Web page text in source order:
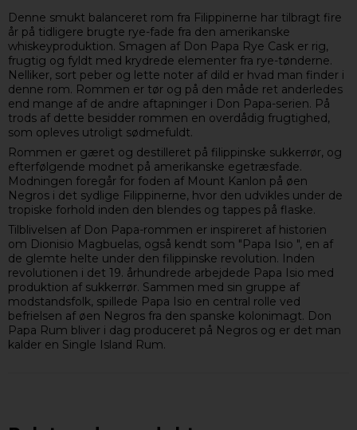
Denne smukt balanceret rom fra Filippinerne har tilbragt fire
år på tidligere brugte rye-fade fra den amerikanske
whiskeyproduktion. Smagen af Don Papa Rye Cask er rig,
frugtig og fyldt med krydrede elementer fra rye-tønderne.
Nelliker, sort peber og lette noter af dild er hvad man finder i
denne rom. Rommen er tør og på den måde ret anderledes
end mange af de andre aftapninger i Don Papa-serien. På
trods af dette besidder rommen en overdådig frugtighed,
som opleves utroligt sødmefuldt.
Rommen er gæret og destilleret på filippinske sukkerrør, og
efterfølgende modnet på amerikanske egetræsfade.
Modningen foregår for foden af Mount Kanlon på øen
Negros i det sydlige Filippinerne, hvor den udvikles under de
tropiske forhold inden den blendes og tappes på flaske.
Tilblivelsen af Don Papa-rommen er inspireret af historien
om Dionisio Magbuelas, også kendt som "Papa Isio ", en af
de glemte helte under den filippinske revolution. Inden
revolutionen i det 19. århundrede arbejdede Papa Isio med
produktion af sukkerrør. Sammen med sin gruppe af
modstandsfolk, spillede Papa Isio en central rolle ved
befrielsen af øen Negros fra den spanske kolonimagt. Don
Papa Rum bliver i dag produceret på Negros og er det man
kalder en Single Island Rum.